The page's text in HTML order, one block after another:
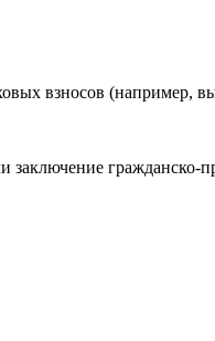
взносов (например,
гражданско-